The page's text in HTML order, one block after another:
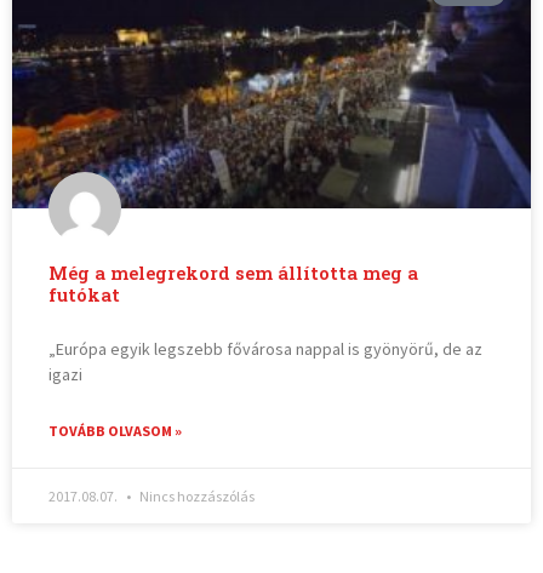
Még a melegrekord sem állította meg a
futókat
„Európa egyik legszebb fővárosa nappal is gyönyörű, de az
igazi
TOVÁBB OLVASOM »
2017.08.07. Nincs hozzászólás